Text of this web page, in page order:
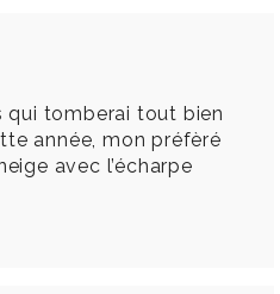
qui tomberai tout bien
année, mon préfèré
avec l’écharpe